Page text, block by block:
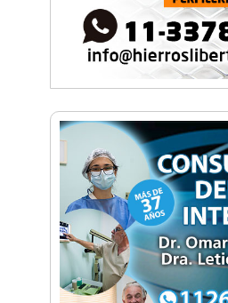
Viva Fest llenó
Martín de
feria y familias